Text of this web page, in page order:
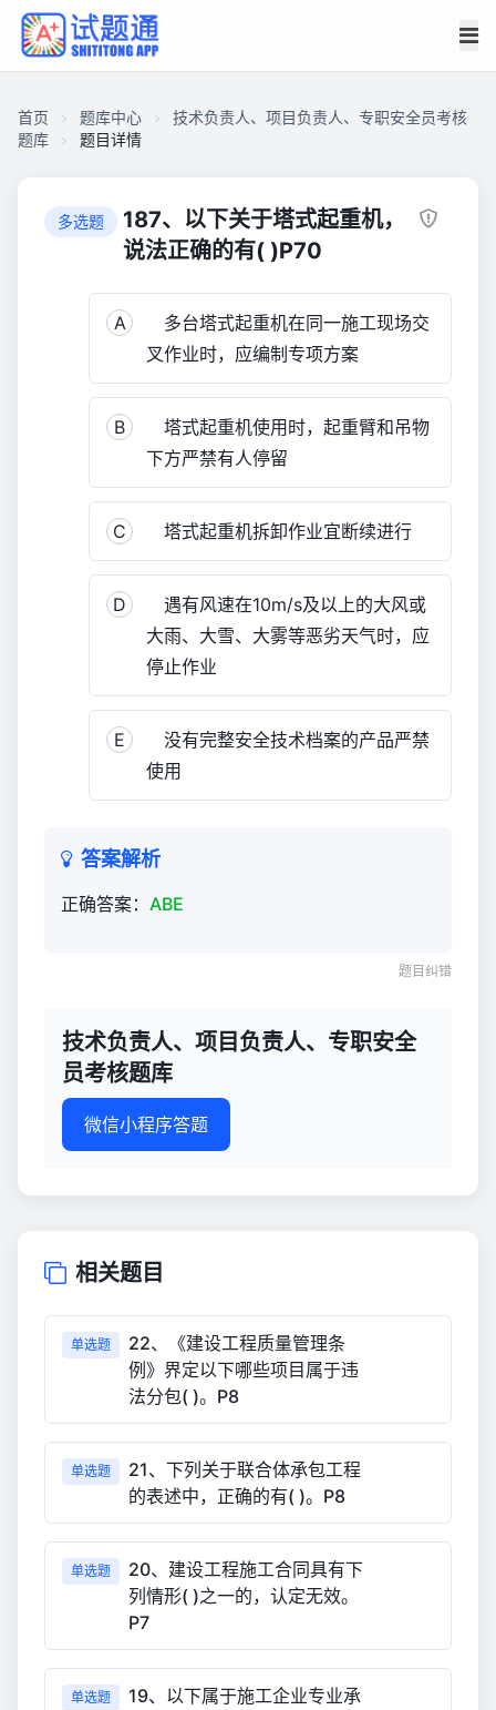
首页 题库中心
技术负责人、项目负责人、专职安全员考核
题库
题目详情
多选题
187、以下关于塔式起重机，
说法正确的有( )P70
A
多台塔式起重机在同一施工现场交
叉作业时，应编制专项方案
B
塔式起重机使用时，起重臂和吊物
下方严禁有人停留
C 塔式起重机拆卸作业宜断续进行
D
遇有风速在10m/s及以上的大风或
大雨、大雪、大雾等恶劣天气时，应
停止作业
E
没有完整安全技术档案的产品严禁
使用
答案解析
正确答案： ABE
题目纠错
技术负责人、项目负责人、专职安全
员考核题库
微信小程序答题
相关题目
单选题
22、《建设工程质量管理条
例》界定以下哪些项目属于违
法分包( )。P8
单选题
21、下列关于联合体承包工程
的表述中，正确的有( )。P8
单选题
20、建设工程施工合同具有下
列情形( )之一的，认定无效。
P7
单选题
19、以下属于施工企业专业承